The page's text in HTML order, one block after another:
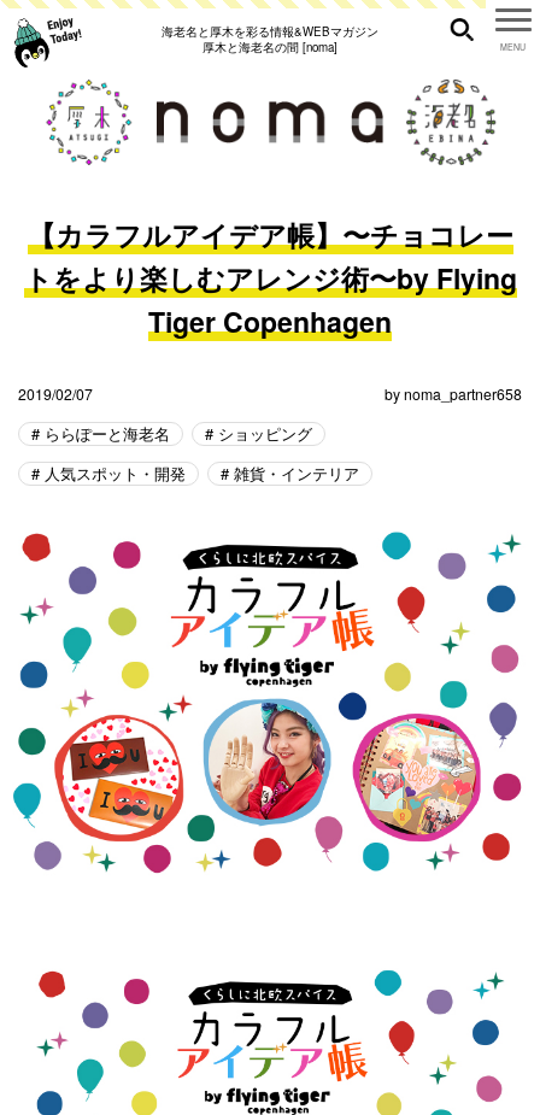
海老名と厚木を彩る情報&WEBマガジン
厚木と海老名の間 [noma]
【カラフルアイデア帳】〜チョコレー
トをより楽しむアレンジ術〜by Flying
Tiger Copenhagen
2019/02/07 bynoma_partner658
ららぽーと海老名
ショッピング
人気スポット・開発
雑貨・インテリア